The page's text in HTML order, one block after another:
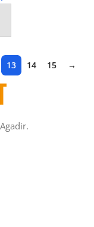
Panier
13 14 15 →